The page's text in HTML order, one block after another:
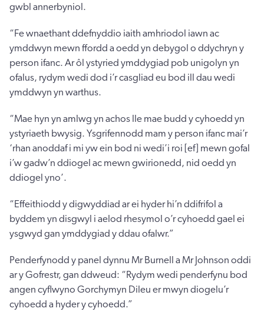
gwbl annerbyniol.
“Fe wnaethant ddefnyddio iaith amhriodol iawn ac
ymddwyn mewn ffordd a oedd yn debygol o ddychryn y
person ifanc. Ar ôl ystyried ymddygiad pob unigolyn yn
ofalus, rydym wedi dod i’r casgliad eu bod ill dau wedi
ymddwyn yn warthus.
“Mae hyn yn amlwg yn achos lle mae budd y cyhoedd yn
ystyriaeth bwysig. Ysgrifennodd mam y person ifanc mai’r
‘rhan anoddaf i mi yw ein bod ni wedi’i roi [ef] mewn gofal
i’w gadw’n ddiogel ac mewn gwirionedd, nid oedd yn
ddiogel yno’.
“Effeithiodd y digwyddiad ar ei hyder hi’n ddifrifol a
byddem yn disgwyl i aelod rhesymol o’r cyhoedd gael ei
ysgwyd gan ymddygiad y ddau ofalwr.”
Penderfynodd y panel dynnu Mr Burnell a Mr Johnson oddi
ar y Gofrestr, gan ddweud: “Rydym wedi penderfynu bod
angen cyflwyno Gorchymyn Dileu er mwyn diogelu’r
cyhoedd a hyder y cyhoedd.”